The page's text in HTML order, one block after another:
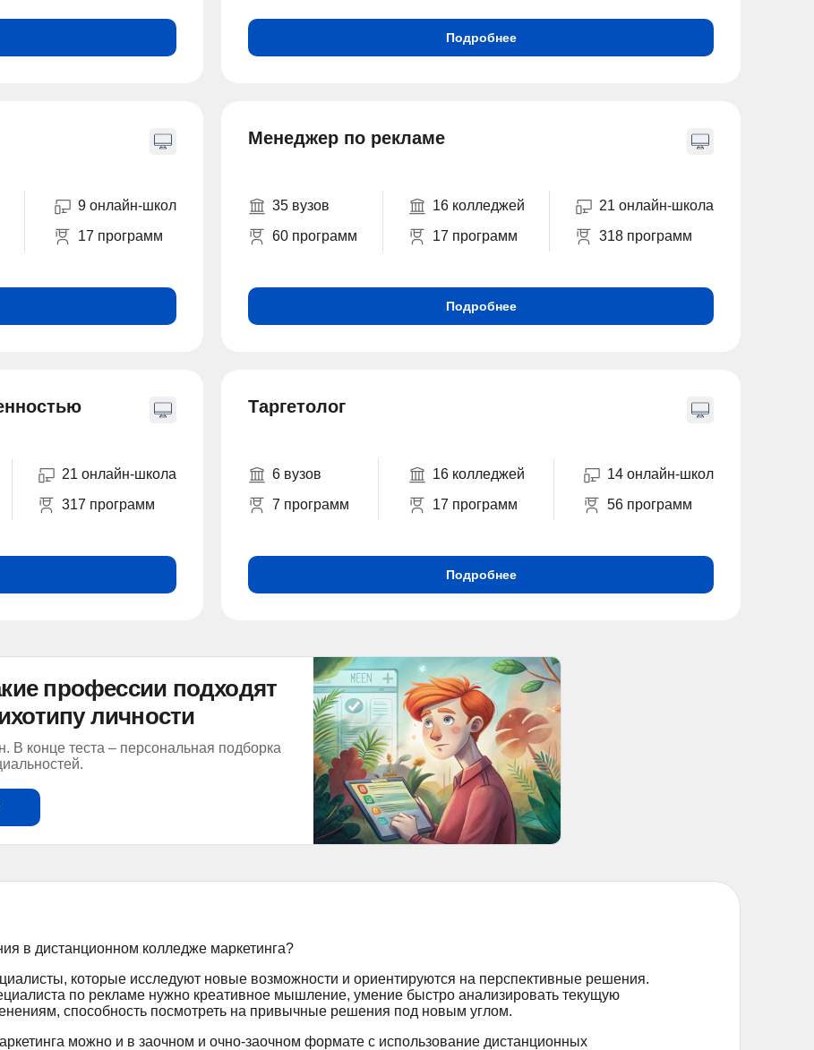
Подробнее
9 онлайн-школ
17 программ
Менеджер по рекламе
35 вузов
60 программ
16 колледжей
17 программ
21 онлайн-школа
318 программ
Подробнее
21 онлайн-школа
317 программ
Таргетолог
6 вузов
7 программ
16 колледжей
17 программ
14 онлайн-школ
56 программ
Подробнее
профессии подходят
личности
В конце теста – персональная подборка
в дистанционном колледже маркетинга?
которые исследуют новые возможности и ориентируются на перспективные решения.
по рекламе нужно креативное мышление, умение быстро анализировать текущую
способность посмотреть на привычные решения под новым углом.
можно и в заочном и очно-заочном формате с использование дистанционных